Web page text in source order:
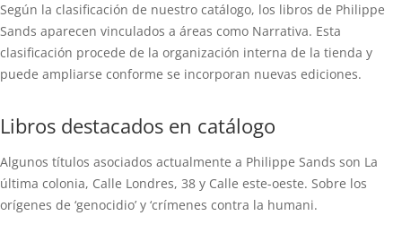
Según la clasificación de nuestro catálogo, los libros de Philippe
Sands aparecen vinculados a áreas como Narrativa. Esta
clasificación procede de la organización interna de la tienda y
puede ampliarse conforme se incorporan nuevas ediciones.
Libros destacados en catálogo
Algunos títulos asociados actualmente a Philippe Sands son La
última colonia, Calle Londres, 38 y Calle este-oeste. Sobre los
orígenes de ‘genocidio’ y ‘crímenes contra la humani.